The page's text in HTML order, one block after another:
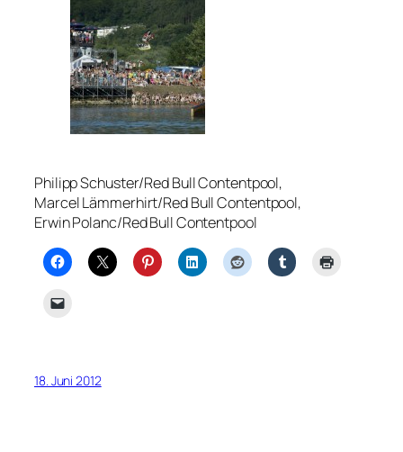
Philipp Schuster/Red Bull Contentpool,
Marcel Lämmerhirt/Red Bull Contentpool,
Erwin Polanc/Red Bull Contentpool
18. Juni 2012